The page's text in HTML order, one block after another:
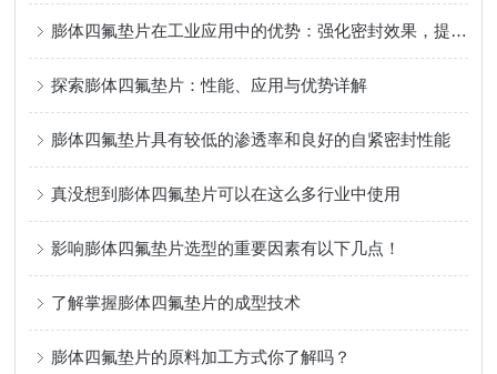
膨体四氟垫片在工业应用中的优势：强化密封效果，提升设备稳定性
探索膨体四氟垫片：性能、应用与优势详解
膨体四氟垫片具有较低的渗透率和良好的自紧密封性能
真没想到膨体四氟垫片可以在这么多行业中使用
影响膨体四氟垫片选型的重要因素有以下几点！
了解掌握膨体四氟垫片的成型技术
膨体四氟垫片的原料加工方式你了解吗？